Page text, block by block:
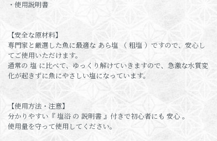
・使用説明書
【安全な原材料】
専門家と厳選した魚に最適な あら塩 （ 粗塩 ）ですので、安心し
てご使用いただけます。
通常の 塩 に比べて、ゆっくり解けていきますので、急激な水質変
化が起きずに魚にやさしい塩になっています。
【使用方法・注意】
分かりやすい『 塩浴 の 説明書 』付きで初心者にも 安心 。
使用量を守って使用してください。